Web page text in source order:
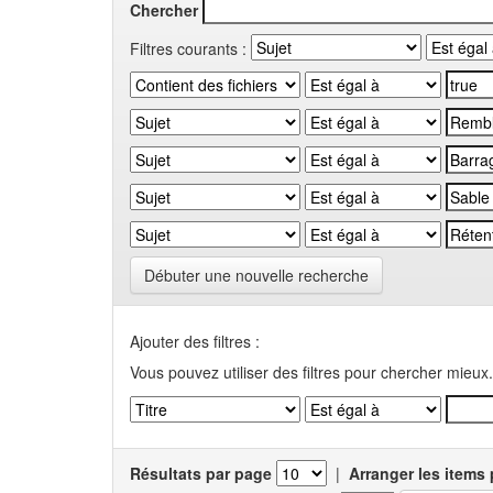
Chercher
Filtres courants :
Débuter une nouvelle recherche
Ajouter des filtres :
Vous pouvez utiliser des filtres pour chercher mieux.
Résultats par page | Arranger les items